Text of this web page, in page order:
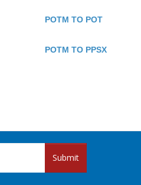
POTM TO POT
POTM TO PPSX
Submit